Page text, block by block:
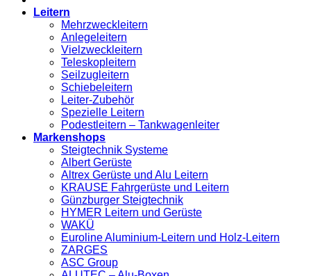
Leitern
Mehrzweckleitern
Anlegeleitern
Vielzweckleitern
Teleskopleitern
Seilzugleitern
Schiebeleitern
Leiter-Zubehör
Spezielle Leitern
Podestleitern – Tankwagenleiter
Markenshops
Steigtechnik Systeme
Albert Gerüste
Altrex Gerüste und Alu Leitern
KRAUSE Fahrgerüste und Leitern
Günzburger Steigtechnik
HYMER Leitern und Gerüste
WAKÜ
Euroline Aluminium-Leitern und Holz-Leitern
ZARGES
ASC Group